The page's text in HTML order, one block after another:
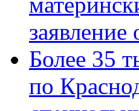
Более 35
по